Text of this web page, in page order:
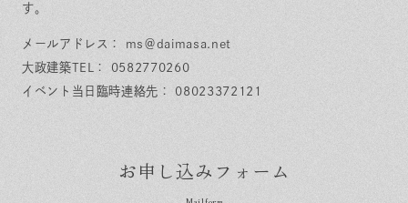
す。
メールアドレス： ms＠daimasa.net
大政建築TEL： 0582770260
イベント当日臨時連絡先： 08023372121
お申し込みフォーム